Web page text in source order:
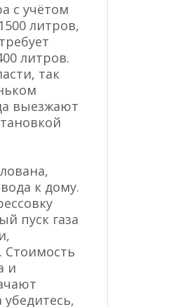
с учётом
литров,
литров.
так
выезжают
к дому.
пуск газа
Стоимость
и